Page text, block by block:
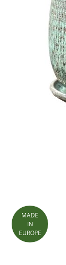
MADE
IN
EUROPE